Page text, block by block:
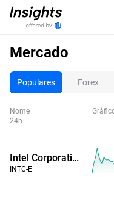
Mercado
Populares Forex
Nome
24h
Intel Corporation (Horas Estendidas)
INTC-E